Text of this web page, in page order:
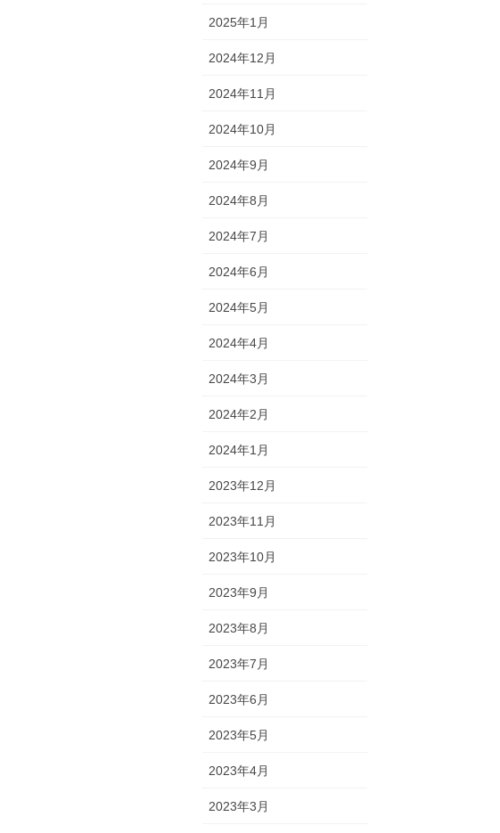
2025年1月
2024年12月
2024年11月
2024年10月
2024年9月
2024年8月
2024年7月
2024年6月
2024年5月
2024年4月
2024年3月
2024年2月
2024年1月
2023年12月
2023年11月
2023年10月
2023年9月
2023年8月
2023年7月
2023年6月
2023年5月
2023年4月
2023年3月